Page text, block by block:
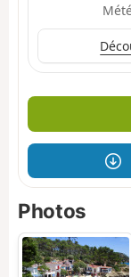
Photos